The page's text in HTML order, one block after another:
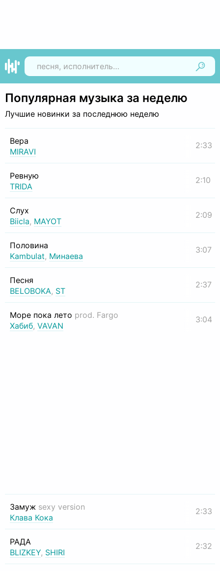
Популярная музыка за неделю
Лучшие новинки за последнюю неделю
Вера
MIRAVI
2:33
Ревную
TRIDA
2:10
Слух
Biicla, MAYOT
2:09
Половина
Kambulat, Минаева
3:07
Песня
BELOBOKA, ST
2:37
Море пока лето prod. Fargo
Хабиб, VAVAN
3:04
Замуж sexy version
Клава Кока
2:33
РАДА
BLIZKEY, SHIRI
2:32